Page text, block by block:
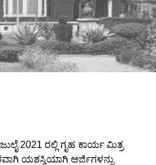
2021 ರಲ್ಲಿ ಗೃಹ ಕಾರ್ಯ ಮಿತ್ರ
ಯಶಸ್ವಿಯಾಗಿ ಅರ್ಜಿಗಳನ್ನು